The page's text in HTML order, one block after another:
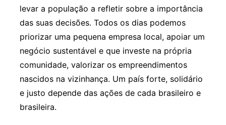
levar a população a refletir sobre a importância
das suas decisões. Todos os dias podemos
priorizar uma pequena empresa local, apoiar um
negócio sustentável e que investe na própria
comunidade, valorizar os empreendimentos
nascidos na vizinhança. Um país forte, solidário
e justo depende das ações de cada brasileiro e
brasileira.